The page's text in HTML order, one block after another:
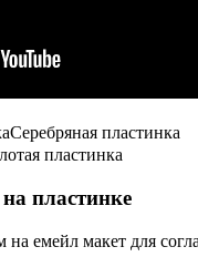
Серебряная пластинка
пластинка
пластинке
емейл макет для